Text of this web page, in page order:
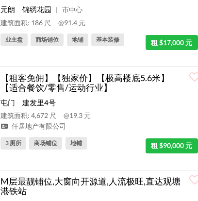
元朗 锦绣花园 |
市中心
建筑面积: 186 尺
@91.4 元
租 $17,000 元
业主盘 商场铺位 地铺 基本装修
【租客免佣】【独家价】【极高楼底5.6米】
【适合餐饮/零售/运动行业】
屯门 建发里4号
建筑面积: 4,672 尺
@19.3 元
仟居地产有限公司
租 $90,000 元
3 厕所 商场铺位 地铺
M层最靓铺位,大窗向开源道,人流极旺,直达观塘
港铁站